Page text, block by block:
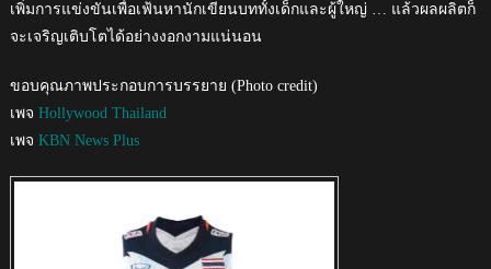
เพิ่มการแข่งขันเพื่อเฟ้นหานักเขียนบททั้งเด็กและผู้ใหญ่ … แล้วผลผลิตก็
จะเจริญเติบโตได้อย่างงอกงามแน่นอน
ขอบคุณภาพประกอบการบรรยาย (Photo credit)
เพจ Hollywood Thailand
เพจ KBN News Plus